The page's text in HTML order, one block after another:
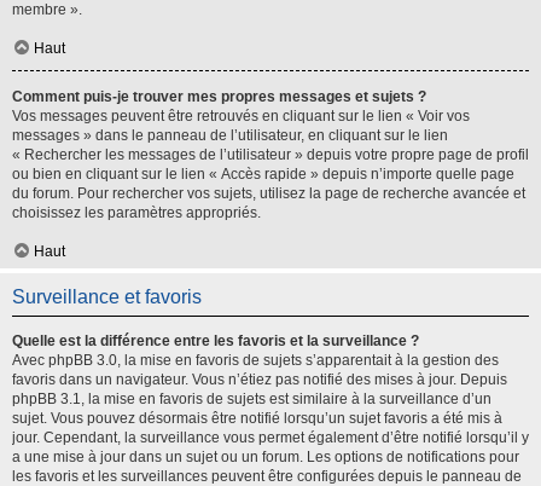
membre ».
Haut
Comment puis-je trouver mes propres messages et sujets ?
Vos messages peuvent être retrouvés en cliquant sur le lien « Voir vos
messages » dans le panneau de l’utilisateur, en cliquant sur le lien
« Rechercher les messages de l’utilisateur » depuis votre propre page de profil
ou bien en cliquant sur le lien « Accès rapide » depuis n’importe quelle page
du forum. Pour rechercher vos sujets, utilisez la page de recherche avancée et
choisissez les paramètres appropriés.
Haut
Surveillance et favoris
Quelle est la différence entre les favoris et la surveillance ?
Avec phpBB 3.0, la mise en favoris de sujets s’apparentait à la gestion des
favoris dans un navigateur. Vous n’étiez pas notifié des mises à jour. Depuis
phpBB 3.1, la mise en favoris de sujets est similaire à la surveillance d’un
sujet. Vous pouvez désormais être notifié lorsqu’un sujet favoris a été mis à
jour. Cependant, la surveillance vous permet également d’être notifié lorsqu’il y
a une mise à jour dans un sujet ou un forum. Les options de notifications pour
les favoris et les surveillances peuvent être configurées depuis le panneau de